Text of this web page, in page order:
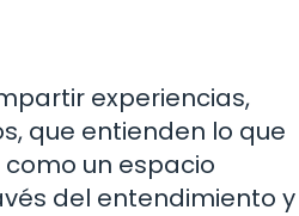
experiencias,
que entienden lo que
un espacio
del entendimiento y